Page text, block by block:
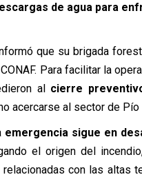
de agua para
que su brigada
Para facilitar la
al cierre
acercarse al sector de Pío
emergencia sigue en
el origen del
con las altas